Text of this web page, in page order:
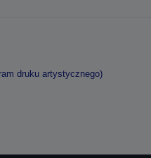
druku artystycznego)